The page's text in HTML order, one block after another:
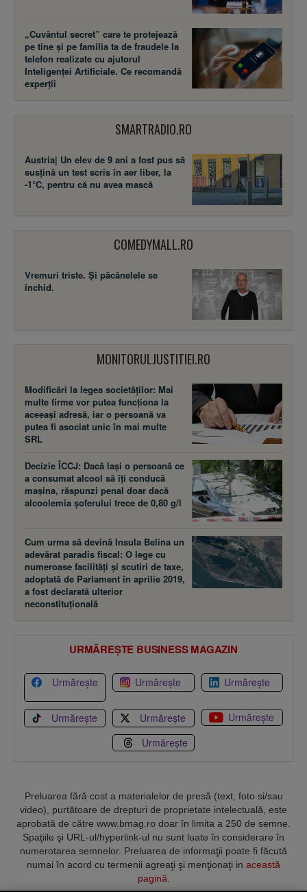
„Cuvântul secret” care te protejează
pe tine și pe familia ta de fraudele la
telefon realizate cu ajutorul
Inteligenței Artificiale. Ce recomandă
experții
SMARTRADIO.RO
Austria| Un elev de 9 ani a fost pus să
susţină un test scris în aer liber, la
-1°C, pentru că nu avea mască
COMEDYMALL.RO
Vremuri triste. Şi păcănelele se
închid.
MONITORULJUSTITIEI.RO
Modificări la legea societăţilor: Mai
multe firme vor putea funcţiona la
aceeaşi adresă, iar o persoană va
putea fi asociat unic în mai multe
SRL
Decizie ÎCCJ: Dacă laşi o persoană ce
a consumat alcool să îţi conducă
maşina, răspunzi penal doar dacă
alcoolemia şoferului trece de 0,80 g/l
Cum urma să devină Insula Belina un
adevărat paradis fiscal: O lege cu
numeroase facilităţi şi scutiri de taxe,
adoptată de Parlament în aprilie 2019,
a fost declarată ulterior
neconstituţională
URMĂREȘTE BUSINESS MAGAZIN
Urmărește Urmărește Urmărește
Urmărește Urmărește
Urmărește
Urmărește
Preluarea fără cost a materialelor de presă (text, foto si/sau
video), purtătoare de drepturi de proprietate intelectuală, este
aprobată de către www.bmag.ro doar în limita a 250 de semne.
Spaţiile şi URL-ul/hyperlink-ul nu sunt luate în considerare în
numerotarea semnelor. Preluarea de informaţii poate fi făcută
numai în acord cu termenii agreaţi şi menţionaţi in această
pagină